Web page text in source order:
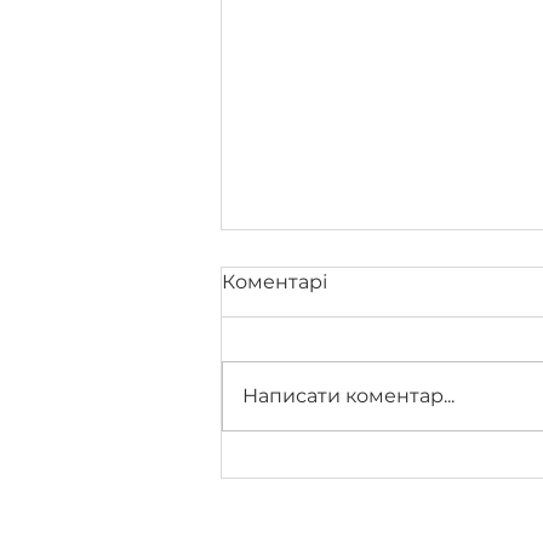
День знань
Незважаючи на всі
№34 імені Віктора
Максименка відбулось
Коментарі
Написати коментар...